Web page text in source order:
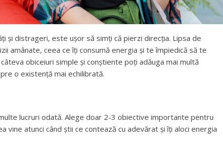
și distrageri, este ușor să simți că pierzi direcția. Lipsa de
amânate, ceea ce îți consumă energia și te împiedică să te
obiceiuri simple și conștiente poți adăuga mai multă
o existență mai echilibrată.
lucruri odată. Alege doar 2-3 obiective importante pentru
vine atunci când știi ce contează cu adevărat și îți aloci energia